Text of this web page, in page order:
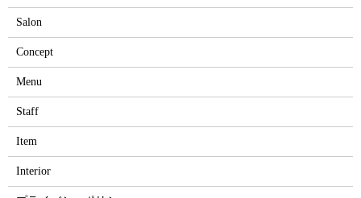
Salon
Concept
Menu
Staff
Item
Interior